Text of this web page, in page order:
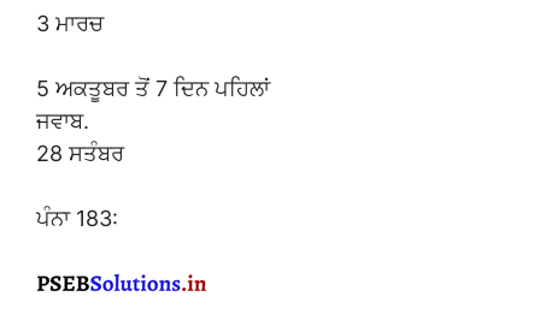
3 ਮਾਰਚ
5 ਅਕਤੂਬਰ ਤੋਂ 7 ਦਿਨ ਪਹਿਲਾਂ
ਜਵਾਬ.
28 ਸਤੰਬਰ
ਪੰਨਾ 183: